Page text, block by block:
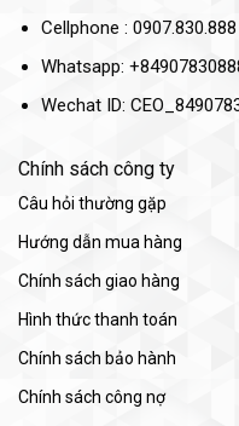
Cellphone : 0907.830.888
Whatsapp:
Wechat ID:
Chính sách công ty
Câu hỏi thường gặp
Hướng dẫn mua hàng
Chính sách giao hàng
Hình thức thanh toán
Chính sách bảo hành
Chính sách công nợ